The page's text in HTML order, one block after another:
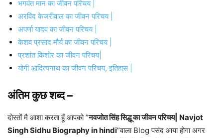
भगवंत मान का जीवन परिचय |
अरविंद केजरीवाल का जीवन परिचय |
अपर्णा यादव का जीवन परिचय |
केशव प्रसाद मौर्य का जीवन परिचय |
प्रशांत किशोर का जीवन परिचय|
योगी आदित्यनाथ का जीवन परिचय, इतिहास |
अंतिम कुछ शब्द –
दोस्तों मै आशा करता हूँ आपको ”नवजोत सिंह सिद्धू का जीवन परिचय| Navjot
Singh Sidhu Biography in hindi”वाला Blog पसंद आया होगा अगर